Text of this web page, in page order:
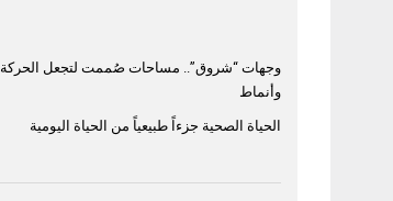
وجهات “شروق”.. مساحات صُممت لتجعل الحركة
وأنماط
الحياة الصحية جزءاً طبيعياً من الحياة اليومية